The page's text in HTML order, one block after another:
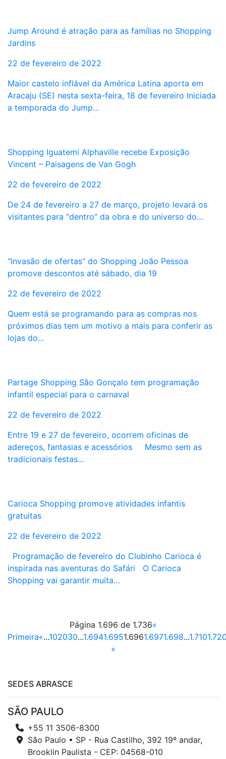
Jump Around é atração para as famílias no Shopping
Jardins
22 de fevereiro de 2022
Maior castelo inflável da América Latina aporta em
Aracaju (SE) nesta sexta-feira, 18 de fevereiro Iniciada
a temporada do Jump…
Shopping Iguatemi Alphaville recebe Exposição
Vincent – Paisagens de Van Gogh
22 de fevereiro de 2022
De 24 de fevereiro a 27 de março, projeto levará os
visitantes para “dentro” da obra e do universo do…
“Invasão de ofertas” do Shopping João Pessoa
promove descontos até sábado, dia 19
22 de fevereiro de 2022
Quem está se programando para as compras nos
próximos dias tem um motivo a mais para conferir as
lojas do…
Partage Shopping São Gonçalo tem programação
infantil especial para o carnaval
22 de fevereiro de 2022
Entre 19 e 27 de fevereiro, ocorrem oficinas de
adereços, fantasias e acessórios Mesmo sem as
tradicionais festas…
Carioca Shopping promove atividades infantis
gratuitas
22 de fevereiro de 2022
Programação de fevereiro do Clubinho Carioca é
inspirada nas aventuras do Safári O Carioca
Shopping vai garantir muita…
Página 1.696 de 1.736«
Primeira«...102030...1.6941.6951.6961.6971.698...1.710
»
SEDES ABRASCE
SÃO PAULO
+55 11 3506-8300
São Paulo • SP - Rua Castilho, 392 19º andar,
Brooklin Paulista - CEP: 04568-010